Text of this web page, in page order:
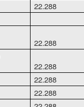
22.288
22.288
22.288
22.288
22.288